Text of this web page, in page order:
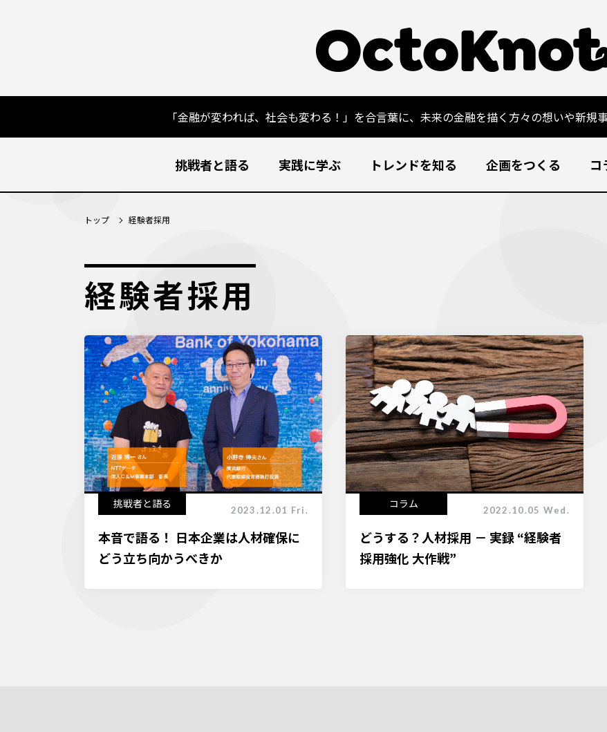
挑戦者と語る 実践に学ぶ トレンドを知る 企画をつくる コ
「金融が変われば、社会も変わる！」を合言葉に、未来の金融を描く方々の想いや新規
トップ 経験者採用
経験者採用
挑戦者と語る 2023.12.01 Fri.
本音で語る！ 日本企業は人材確保に
どう立ち向かうべきか
コラム 2022.10.05 Wed.
どうする？人材採用 － 実録 “経験者
採用強化 大作戦”